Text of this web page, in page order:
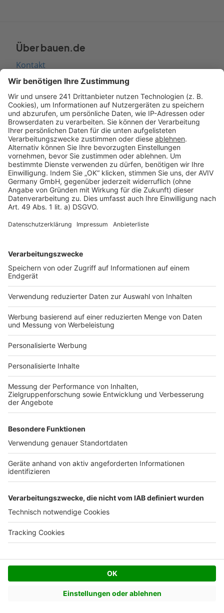
Über bauen.de
Kontakt
Seitenaufbau
Barrierefreiheit
Cookie Einstellungen
Rechtliches
AGB-Übersicht
Datenschutz
Impressum
Services
Bauprojekt-Quiz
Häuser-Suche
Hausanbieter-Suche
Bauprojekt-Profil
Für Unternehmen
Ihre Baufirma auf bauen.de
Kostenloses Infogespräch
© AVIV Germany GmbH - 2026
Facebook
Twitter